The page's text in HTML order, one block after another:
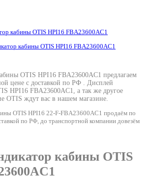
кабины OTIS HPI16 FBA23600AC1
OTIS HPI16 FBA23600AC1 предлагаем
цене с доставкой по РФ . Дисплей
HPI16 FBA23600AC1, а так же другое
OTIS ждут вас в нашем магазине.
OTIS HPI16 22-F-FBA23600AC1 продаём по
по РФ, до транспортной компании довезём
кабины OTIS